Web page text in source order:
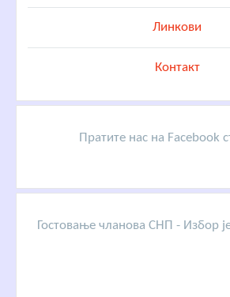
Линкови
Контакт
Пратите нас на Facebook
Гостовање чланова СНП - Избор